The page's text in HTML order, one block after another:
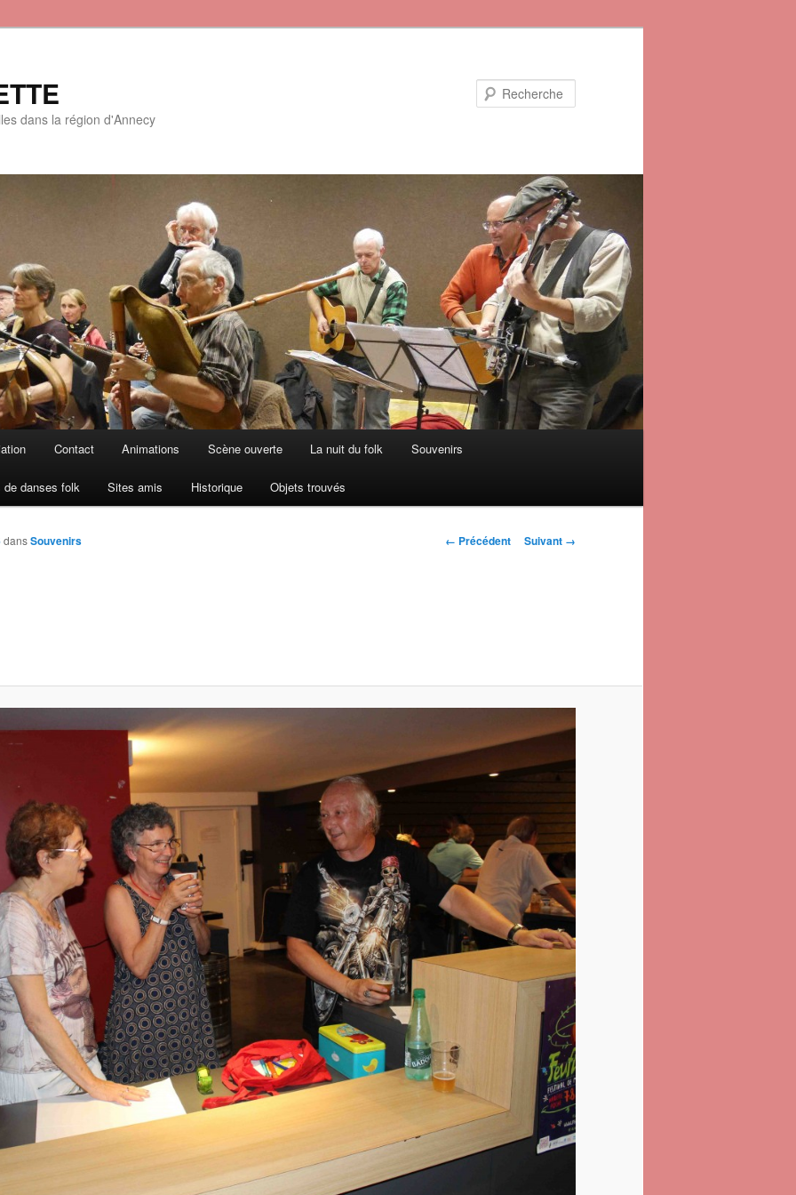
dans la région d'Annecy
Contact Animations Scène ouverte La nuit du folk Souvenirs
de danses folk Sites amis Historique Objets trouvés
Navigation des
← Précédent Suivant →
dansSouvenirs